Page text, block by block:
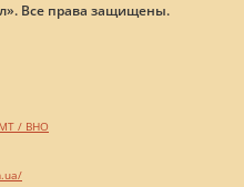
Все права защищены.
/ ВНО